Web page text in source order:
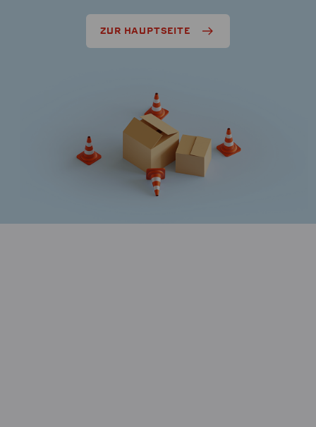
ZUR HAUPTSEITE